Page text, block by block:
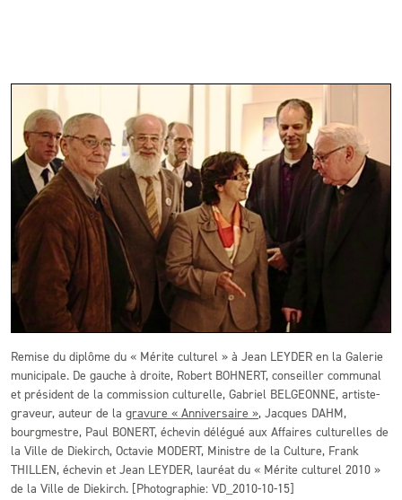
Remise du diplôme du « Mérite culturel » à Jean LEYDER en la Galerie
municipale. De gauche à droite, Robert BOHNERT, conseiller communal
et président de la commission culturelle, Gabriel BELGEONNE, artiste-
graveur, auteur de la gravure « Anniversaire », Jacques DAHM,
bourgmestre, Paul BONERT, échevin délégué aux Affaires culturelles de
la Ville de Diekirch, Octavie MODERT, Ministre de la Culture, Frank
THILLEN, échevin et Jean LEYDER, lauréat du « Mérite culturel 2010 »
de la Ville de Diekirch. [Photographie: VD_2010-10-15]